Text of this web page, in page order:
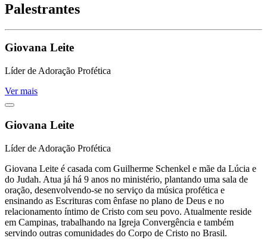
Palestrantes
Giovana Leite
Líder de Adoração Profética
Ver mais
Giovana Leite
Líder de Adoração Profética
Giovana Leite é casada com Guilherme Schenkel e mãe da Lúcia e
do Judah. Atua já há 9 anos no ministério, plantando uma sala de
oração, desenvolvendo-se no serviço da música profética e
ensinando as Escrituras com ênfase no plano de Deus e no
relacionamento íntimo de Cristo com seu povo. Atualmente reside
em Campinas, trabalhando na Igreja Convergência e também
servindo outras comunidades do Corpo de Cristo no Brasil.